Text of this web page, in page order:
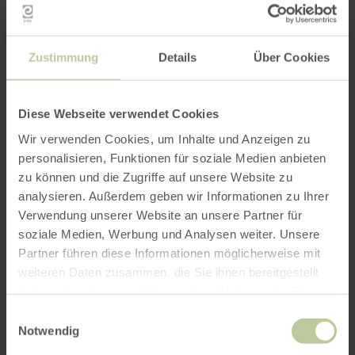
Zustimmung Details Über Cookies
Diese Webseite verwendet Cookies
Wir verwenden Cookies, um Inhalte und Anzeigen zu
personalisieren, Funktionen für soziale Medien anbieten
zu können und die Zugriffe auf unsere Website zu
analysieren. Außerdem geben wir Informationen zu Ihrer
Verwendung unserer Website an unsere Partner für
soziale Medien, Werbung und Analysen weiter. Unsere
Partner führen diese Informationen möglicherweise mit
weiteren Daten zusammen, die Sie ihnen bereitgestellt
Notwendig
In het kleine, charmante museum Villa
Sarabodis, naast de kerk, worden
verbazingwekkende overblijfselen van de
Romeins-Keltische cultuur tentoongesteld.
Belangrijke mededeling voor gasten en
De Erlöserkirche en het museum „Villa
Sarabodis“ kunnen van april tot oktober
uitsluitend in het kader van een rondleiding
worden bezocht.
Open rondleidingen vinden, onder voorbehoud
van kerkelijke afspraken, elke woensdag en
zaterdag om 11.00 en 15.00 uur plaats en duren
kinderen 2,50 €.